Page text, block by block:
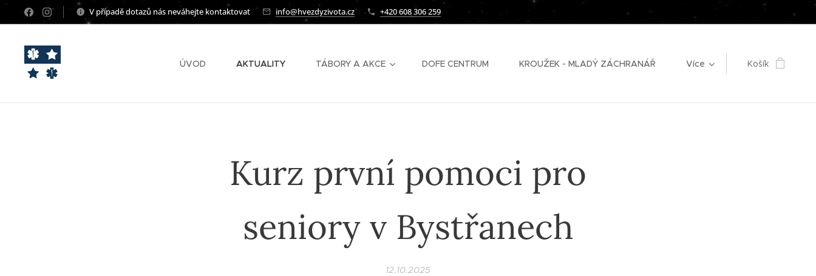
V případě dotazů nás neváhejte kontaktovat info@hvezdyzivota.cz +420 608 306 259
ÚVOD AKTUALITY TÁBORY A AKCE DOFE CENTRUM KROUŽEK - MLADÝ ZÁCHRANÁŘ Více Košík
Kurz první pomoci pro
seniory v Bystřanech
12.10.2025